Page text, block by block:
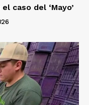
caso del ‘Mayo’